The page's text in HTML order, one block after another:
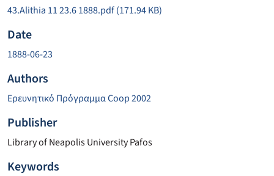
43.Alithia 11 23.6 1888.pdf(171.94 KB)
Date
1888-06-23
Authors
Ερευνητικό Πρόγραμμα Coop 2002
Publisher
Library of Neapolis University Pafos
Keywords